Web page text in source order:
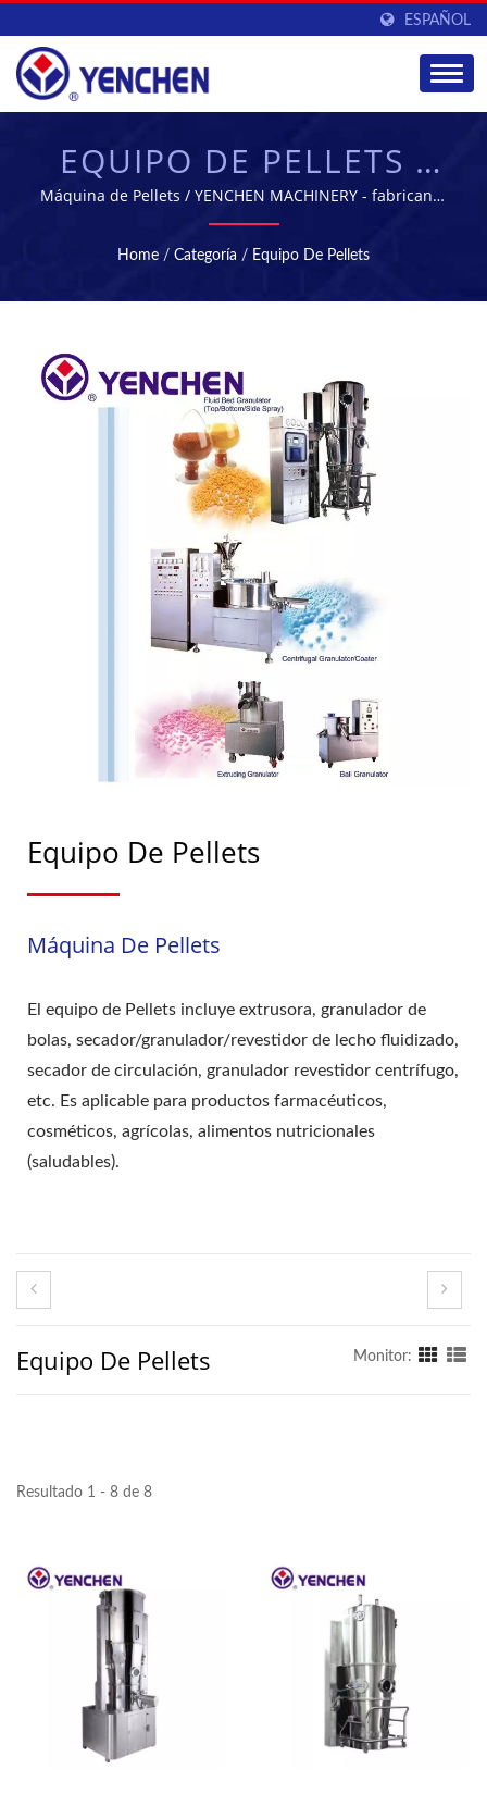
ESPAÑOL
EQUIPO DE PELLETS -
EQUIPOS DE
FABRICACIÓN PARA LA
INDUSTRIA
YENCHEN
Máquina de Pellets / YENCHEN MACHINERY - fabricante
líder de maquinaria farmacéutica en Taiwán
Home / Categoría / Equipo De Pellets
Equipo De Pellets
Máquina De Pellets
El equipo de Pellets incluye extrusora, granulador de
bolas, secador/granulador/revestidor de lecho fluidizado,
secador de circulación, granulador revestidor centrífugo,
etc. Es aplicable para productos farmacéuticos,
cosméticos, agrícolas, alimentos nutricionales
(saludables).
Equipo De Pellets Monitor:
Resultado 1 - 8 de 8